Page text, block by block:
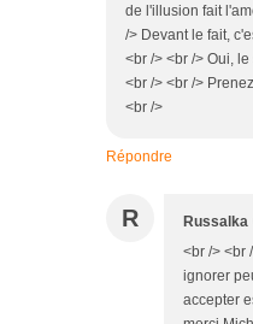
de l'illusion fait
/> Devant le fait,
<br /> <br /> Oui,
<br /> <br />
<br />
Répondre
R Russalka
<br /> <br
ignorer
accepter